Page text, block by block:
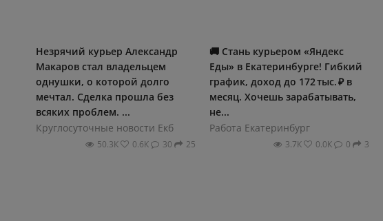
Незрячий курьер Александр
Макаров стал владельцем
однушки, о которой долго
мечтал. Сделка прошла без
всяких проблем. ...
Круглосуточные новости Екб
50.3К 0.6К 30 25
🚚 Стань курьером «Яндекс
Еды» в Екатеринбурге! Гибкий
график, доход до 172 тыс. ₽ в
месяц. Хочешь зарабатывать,
не...
Работа Екатеринбург
3.7К 0.0К 0 3